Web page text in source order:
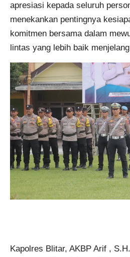
apresiasi kepada seluruh
menekankan pentingnya
komitmen bersama dalam
lintas yang lebih baik
Kapolres Blitar, AKBP Arif ,